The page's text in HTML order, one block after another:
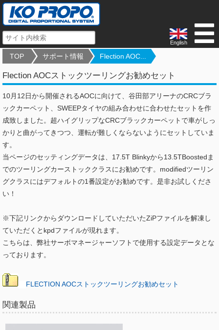
English
TOP サポート情報 Flection AOC...
Flection AOCストックツーリングお勧めセット
10月12日から開催されるAOCに向けて、谷田部アリーナのCRCブラ
ックカーペット、SWEEPタイヤの組み合わせに合わせたセットを作
成致しました。超ハイグリップなCRCブラックカーペットで車がしっ
かりと曲がってきつつ、運転が難しくならないようにセットしていま
す。
当ページのセッティングデータは、17.5T Blinkyから13.5TBoostedま
でのツーリングカーストッククラスにお勧めです。modifiedツーリン
グクラスにはデフォルトの1番設定がお勧めです。是非お試しくださ
い！
※下記リンクからダウンロードしていただいたZiPファイルを解凍し
ていただくとkpdファイルが現れます。
こちらは、弊社サーボマネージャーソフトで使用する設定データとな
っております。
FLECTION AOCストックツーリングお勧めセット
関連製品